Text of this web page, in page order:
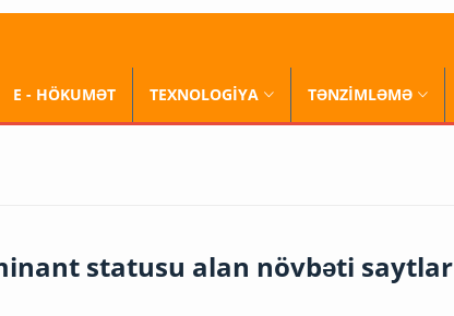
E - HÖKUMƏT TEXNOLOGİYA TƏNZİMLƏMƏ
statusu alan növbəti saytlar